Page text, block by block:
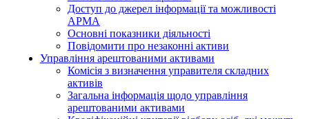
Доступ до джерел інформації та можливості
АРМА
Основні показники діяльності
Повідомити про незаконні активи
Управління арештованими активами
Комісія з визначення управителя складних
активів
Загальна інформація щодо управління
арештованими активами